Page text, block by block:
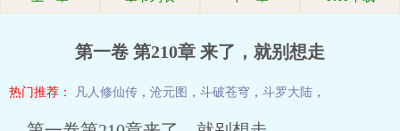
第一卷 第210章 来了，就别想走
热门推荐： 凡人修仙传 ， 沧元图 ， 斗破苍穹 ， 斗罗大陆 ，